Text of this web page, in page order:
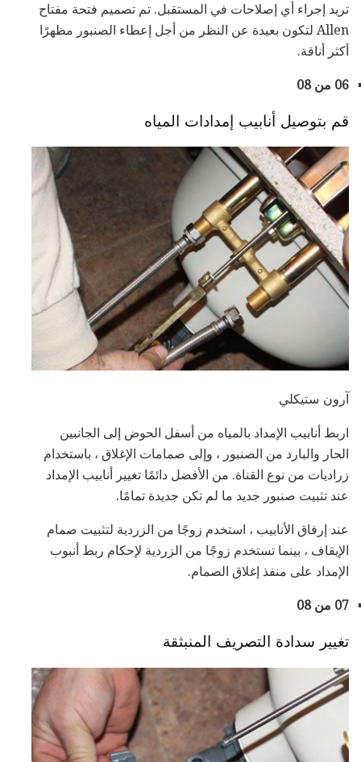
تريد إجراء أي إصلاحات في المستقبل. تم تصميم فتحة مفتاح
Allen لتكون بعيدة عن النظر من أجل إعطاء الصنبور مظهرًا
أكثر أناقة.
06 من 08
قم بتوصيل أنابيب إمدادات المياه
آرون ستيكلي
اربط أنابيب الإمداد بالمياه من أسفل الحوض إلى الجانبين
الحار والبارد من الصنبور ، وإلى صمامات الإغلاق ، باستخدام
زراديات من نوع القناة. من الأفضل دائمًا تغيير أنابيب الإمداد
عند تثبيت صنبور جديد ما لم تكن جديدة تمامًا.
عند إرفاق الأنابيب ، استخدم زوجًا من الزردية لتثبيت صمام
الإيقاف ، بينما تستخدم زوجًا من الزردية لإحكام ربط أنبوب
الإمداد على منفذ إغلاق الصمام.
07 من 08
تغيير سدادة التصريف المنبثقة